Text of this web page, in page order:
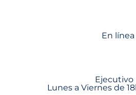
En línea
Ejecutivo
Lunes a Viernes de